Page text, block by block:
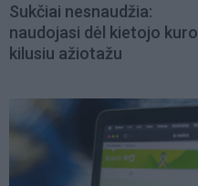
Sukčiai nesnaudžia:
naudojasi dėl kietojo kuro
kilusiu ažiotažu